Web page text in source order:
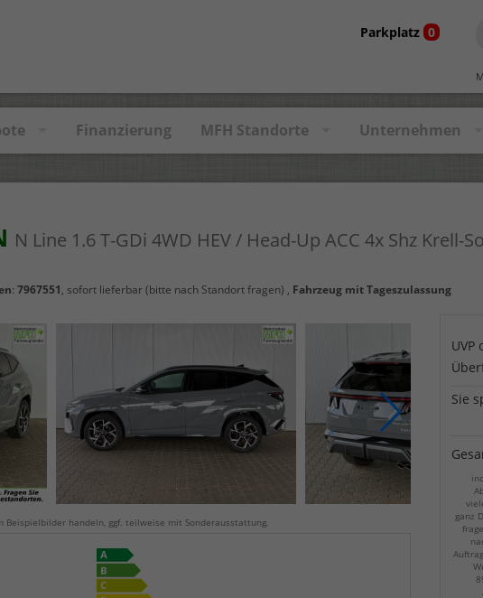
Parkplatz 0
Finanzierung MFH Standorte Unternehmen
N Line 1.6 T-GDi 4WD HEV / Head-Up ACC 4x Shz Krell-
: 7967551, sofort lieferbar (bitte nach Standort fragen) , Fahrzeug mit Tageszulassung
UVP
Sie
ganz
Beispielbilder handeln, ggf. teilweise mit Sonderausstattung.